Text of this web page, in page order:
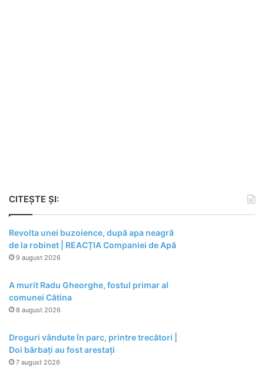
CITEȘTE ȘI:
Revolta unei buzoience, după apa neagră
de la robinet | REACȚIA Companiei de Apă
9 august 2026
A murit Radu Gheorghe, fostul primar al
comunei Cătina
8 august 2026
Droguri vândute în parc, printre trecători |
Doi bărbați au fost arestați
7 august 2026